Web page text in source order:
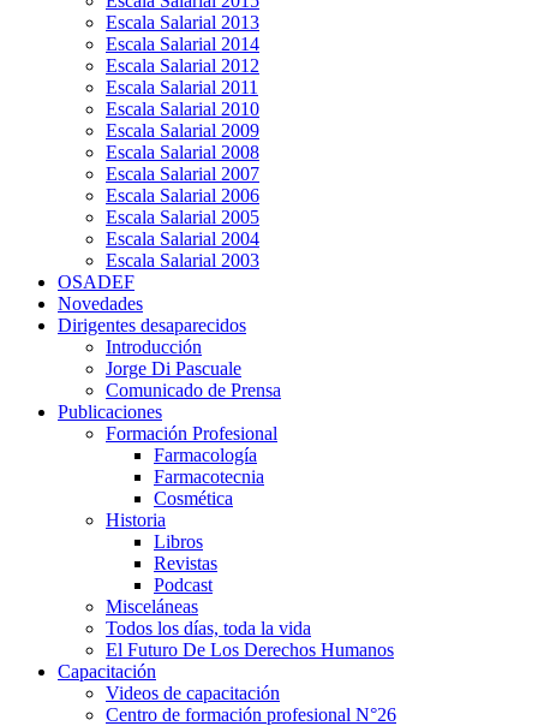
Escala Salarial 2013
Escala Salarial 2014
Escala Salarial 2012
Escala Salarial 2011
Escala Salarial 2010
Escala Salarial 2009
Escala Salarial 2008
Escala Salarial 2007
Escala Salarial 2006
Escala Salarial 2005
Escala Salarial 2004
Escala Salarial 2003
OSADEF
Novedades
Dirigentes desaparecidos
Introducción
Jorge Di Pascuale
Comunicado de Prensa
Publicaciones
Formación Profesional
Farmacología
Farmacotecnia
Cosmética
Historia
Libros
Revistas
Podcast
Misceláneas
Todos los días, toda la vida
El Futuro De Los Derechos Humanos
Capacitación
Videos de capacitación
Centro de formación profesional N°26